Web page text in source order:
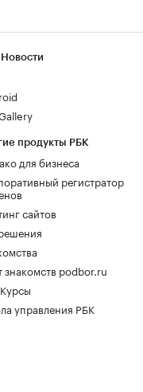
продукты РБК
для бизнеса
регистратор
сайтов
знакомств podbor.ru
управления РБК